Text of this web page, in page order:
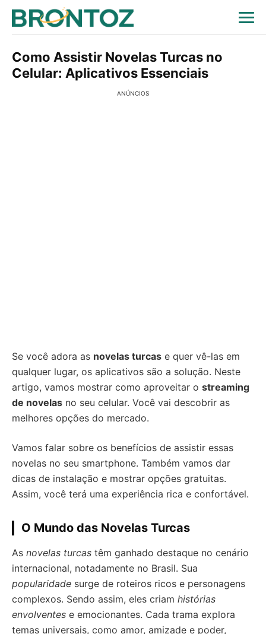
Como Assistir Novelas Turcas no
Celular: Aplicativos Essenciais
ANÚNCIOS
Se você adora as novelas turcas e quer vê-las em
qualquer lugar, os aplicativos são a solução. Neste
artigo, vamos mostrar como aproveitar o streaming
de novelas no seu celular. Você vai descobrir as
melhores opções do mercado.
Vamos falar sobre os benefícios de assistir essas
novelas no seu smartphone. Também vamos dar
dicas de instalação e mostrar opções gratuitas.
Assim, você terá uma experiência rica e confortável.
O Mundo das Novelas Turcas
As novelas turcas têm ganhado destaque no cenário
internacional, notadamente no Brasil. Sua
popularidade surge de roteiros ricos e personagens
complexos. Sendo assim, eles criam histórias
envolventes e emocionantes. Cada trama explora
temas universais, como amor, amizade e poder,